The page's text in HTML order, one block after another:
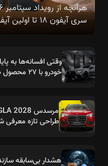
سری آیفون ۱۸ تا اولین آیفون تاشو
وقتی افسانه‌ها به
خودرو با ۲۷ محصول در سال ۲۰۲۶
طراحی تازه معرفی
هشدار بی‌سابقه